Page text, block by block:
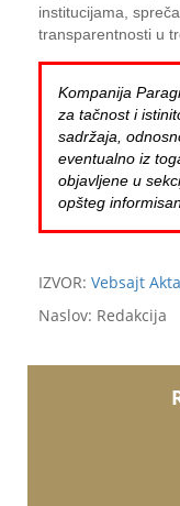
institucijama,
transparentnosti u
Kompanija
za tačnost i
sadržaja,
eventualno iz
objavljene u
opšteg
IZVOR: Vebsajt
Naslov: Redakcija